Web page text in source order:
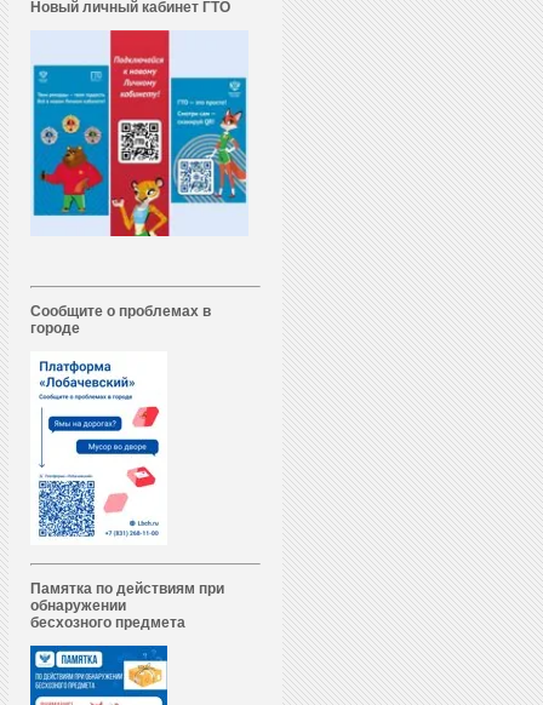
Новый личный кабинет ГТО
Сообщите о проблемах в
городе
Памятка по действиям при
обнаружении
бесхозного предмета